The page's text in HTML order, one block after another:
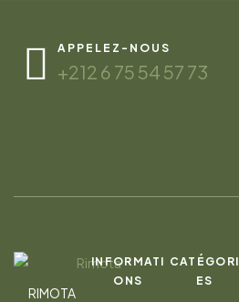
APPELEZ-NOUS
+212 6 75 54 57 73
RIMOTA
INFORMATI
ONS
CATÉGORI
ES